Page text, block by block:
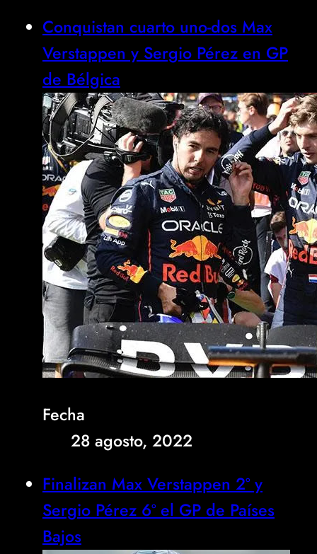
Conquistan cuarto uno-dos Max
Verstappen y Sergio Pérez en GP
de Bélgica
Fecha
28 agosto, 2022
Finalizan Max Verstappen 2º y
Sergio Pérez 6º el GP de Países
Bajos